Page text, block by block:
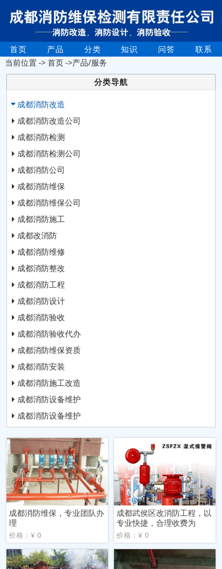
首页 产品 分类 知识 问答
联系
当前位置 ->首页->产品/服务
分类导航
成都消防改造
成都消防改造公司
成都消防检测
成都消防检测公司
成都消防公司
成都消防维保
成都消防维保公司
成都消防施工
成都改消防
成都消防维修
成都消防整改
成都消防工程
成都消防设计
成都消防验收
成都消防验收代办
成都消防维保资质
成都消防安装
成都消防施工改造
成都消防设备维护
成都消防设备维护
成都消防维保，专业团队办
理
价格：¥ 0
成都武侯区改消防工程，以
专业快捷，合理收费为
价格：¥ 0